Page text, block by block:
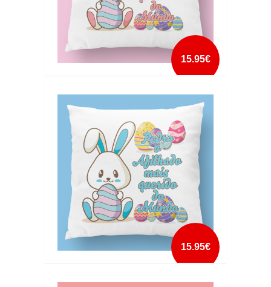
15.95€
mais info
add à lista
15.95€